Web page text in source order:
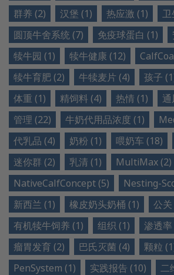
群养 (2) 汉堡 (1) 热应激 (1)
圆顶牛舍系统 (7)
免疫球蛋白 (1)
犊牛园 (1)
犊牛健康 (12)
犊牛育肥 (2)
牛犊麦片 (4) 孩子
体重 (1)
精饲料 (4) 热情 (1)
通
管理 (22)
牛奶代用品浓度 (1)
代乳品 (4)
奶粉 (1) 喂奶车 (18)
迷你群 (2)
乳清 (1)
MultiMax (2)
NativeCalfConcept (5)
Nesting-
新西兰 (1)
橡皮奶头奶桶 (1)
公关
有机犊牛饲养 (1)
组织 (1) 渗透率
瘤胃发育 (2)
巴氏灭菌 (4)
颗粒
PenSystem (1)
实践报告 (10)
二